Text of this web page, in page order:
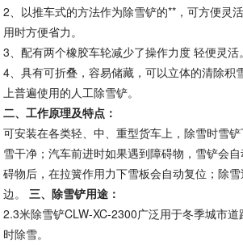
2、以推车式的方法作为除雪铲的**，可方便灵
用时方便省力。
3、配有两个橡胶车轮减少了操作力度 轻便灵活。
4、具有可折叠，容易储藏，可以立体的清除积
上普遍使用的人工除雪铲。
二、工作原理及特点：
可安装在各类轻、中、重型货车上，除雪时雪
雪干净；汽车前进时如果遇到障碍物，雪铲会
碍物后，在拉簧作用力下雪板会自动复位；除
边。 三、除雪铲用途：
2.3米除雪铲CLW-XC-2300广泛用于冬季城市
时除雪。